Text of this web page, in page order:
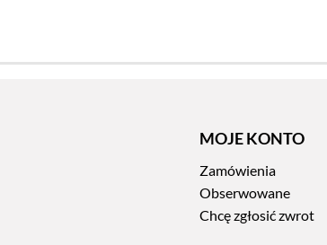
MOJE KONTO
Zamówienia
Obserwowane
Chcę zgłosić zwrot